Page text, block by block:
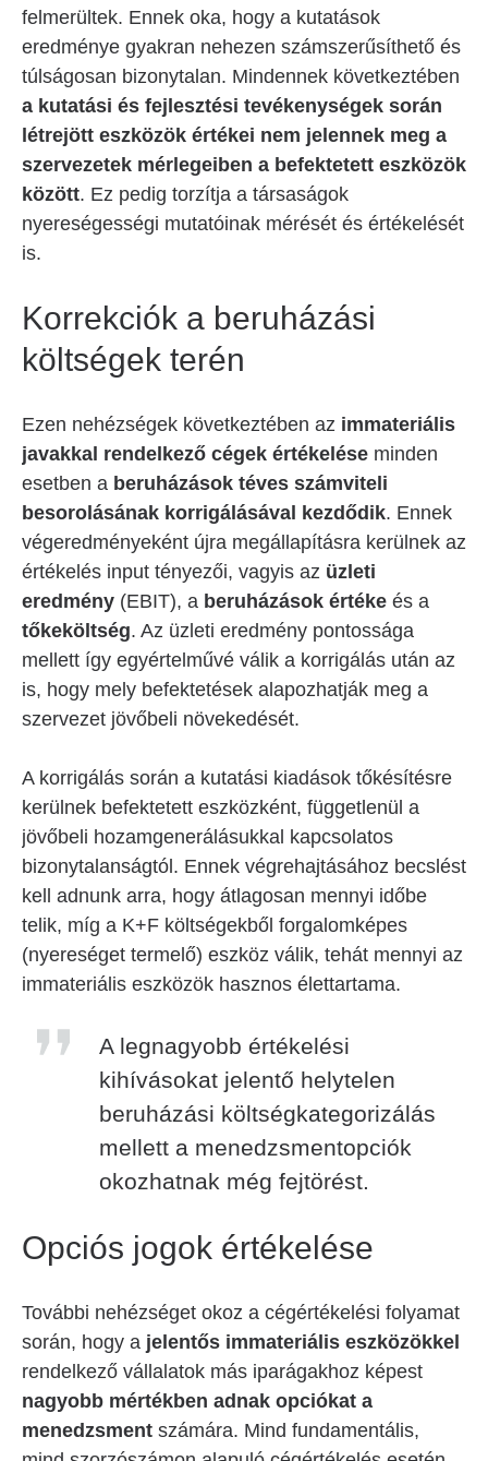
felmerültek. Ennek oka, hogy a kutatások
eredménye gyakran nehezen számszerűsíthető és
túlságosan bizonytalan. Mindennek következtében
a kutatási és fejlesztési tevékenységek során
létrejött eszközök értékei nem jelennek meg a
szervezetek mérlegeiben a befektetett eszközök
között. Ez pedig torzítja a társaságok
nyereségességi mutatóinak mérését és értékelését
is.
Korrekciók a beruházási
költségek terén
Ezen nehézségek következtében az immateriális
javakkal rendelkező cégek értékelése minden
esetben a beruházások téves számviteli
besorolásának korrigálásával kezdődik. Ennek
végeredményeként újra megállapításra kerülnek az
értékelés input tényezői, vagyis az üzleti
eredmény (EBIT), a beruházások értéke és a
tőkeköltség. Az üzleti eredmény pontossága
mellett így egyértelművé válik a korrigálás után az
is, hogy mely befektetések alapozhatják meg a
szervezet jövőbeli növekedését.
A korrigálás során a kutatási kiadások tőkésítésre
kerülnek befektetett eszközként, függetlenül a
jövőbeli hozamgenerálásukkal kapcsolatos
bizonytalanságtól. Ennek végrehajtásához becslést
kell adnunk arra, hogy átlagosan mennyi időbe
telik, míg a K+F költségekből forgalomképes
(nyereséget termelő) eszköz válik, tehát mennyi az
immateriális eszközök hasznos élettartama.
A legnagyobb értékelési
kihívásokat jelentő helytelen
beruházási költségkategorizálás
mellett a menedzsmentopciók
okozhatnak még fejtörést.
Opciós jogok értékelése
További nehézséget okoz a cégértékelési folyamat
során, hogy a jelentős immateriális eszközökkel
rendelkező vállalatok más iparágakhoz képest
nagyobb mértékben adnak opciókat a
menedzsment számára. Mind fundamentális,